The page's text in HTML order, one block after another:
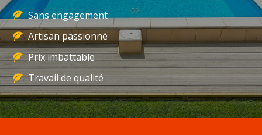
Sans engagement
Artisan passionné
Prix imbattable
Travail de qualité